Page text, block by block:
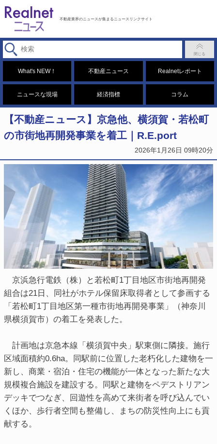
不動産業界のニュースが集まるニュースリンクサイト
What's NEW！ 不動産ニュース Realnetレポート
ニュースな現場 経済指標 コラム
【不動産ニュース】京急他、横須賀・若松町
の市街地再開発事業を着工｜R.E.port
2026年1月26日 09時20分
京浜急行電鉄（株）と若松町1丁目地区市街地再開発
組合は21日、同社がホテル保留床取得者として参画する
「若松町1丁目地区第一種市街地再開発事業」（神奈川
県横須賀市）の着工を発表した。
計画地は京急本線「横須賀中央」駅東側に隣接。施行
区域面積約0.6ha。同駅前に位置した老朽化した建物を一
新し、商業・宿泊・住宅の機能が一体となった新たな大
規模複合施設を建設する。同駅と建物をペデストリアン
デッキでつなぎ、回遊性を高めて来街者を呼び込んでい
くほか、歩行者空間も整備し、まちの防災性向上にも貢
献する。